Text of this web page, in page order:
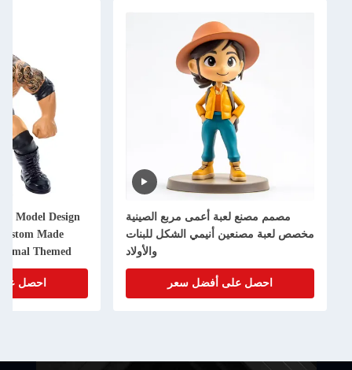
مصمم مصنع لعبة أعمى مربع الصينية
مخصص لعبة مصنعين أنيمي الشكل للبنات
والأولاد
احصل على أفضل سعر
Model Design
Made
Themed
Art Toy
احصل